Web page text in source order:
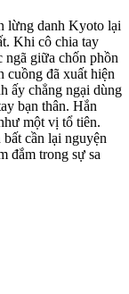
lừng danh Kyoto lại
Khi cô chia tay
ngã giữa chốn phồn
cuồng đã xuất hiện
ấy chẳng ngại dùng
bạn thân. Hắn
một vị tổ tiên.
cần lại nguyện
đắm trong sự sa